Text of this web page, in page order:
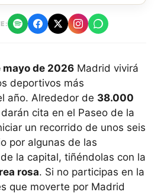
mayo de 2026 Madrid vivirá
deportivos más
año. Alrededor de 38.000
cita en el Paseo de la
un recorrido de unos seis
por algunas de las
la capital, tiñéndolas con la
rosa. Si no participas en la
que moverte por Madrid